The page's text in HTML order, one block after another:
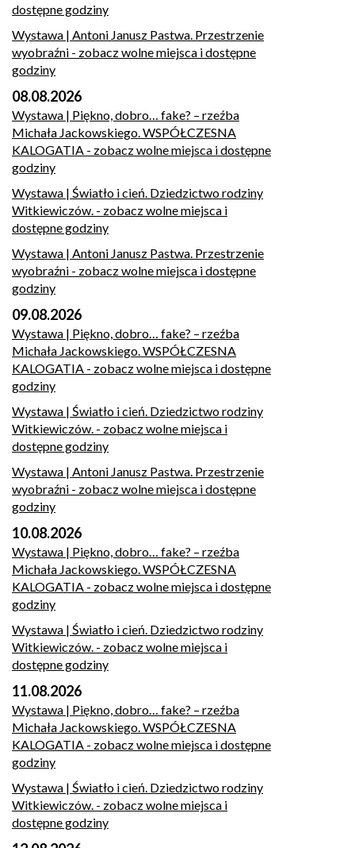
dostępne godziny
Wystawa | Antoni Janusz Pastwa. Przestrzenie
wyobraźni - zobacz wolne miejsca i dostępne
godziny
08.08.2026
Wystawa | Piękno, dobro… fake? – rzeźba
Michała Jackowskiego. WSPÓŁCZESNA
KALOGATIA - zobacz wolne miejsca i dostępne
godziny
Wystawa | Światło i cień. Dziedzictwo rodziny
Witkiewiczów. - zobacz wolne miejsca i
dostępne godziny
Wystawa | Antoni Janusz Pastwa. Przestrzenie
wyobraźni - zobacz wolne miejsca i dostępne
godziny
09.08.2026
Wystawa | Piękno, dobro… fake? – rzeźba
Michała Jackowskiego. WSPÓŁCZESNA
KALOGATIA - zobacz wolne miejsca i dostępne
godziny
Wystawa | Światło i cień. Dziedzictwo rodziny
Witkiewiczów. - zobacz wolne miejsca i
dostępne godziny
Wystawa | Antoni Janusz Pastwa. Przestrzenie
wyobraźni - zobacz wolne miejsca i dostępne
godziny
10.08.2026
Wystawa | Piękno, dobro… fake? – rzeźba
Michała Jackowskiego. WSPÓŁCZESNA
KALOGATIA - zobacz wolne miejsca i dostępne
godziny
Wystawa | Światło i cień. Dziedzictwo rodziny
Witkiewiczów. - zobacz wolne miejsca i
dostępne godziny
11.08.2026
Wystawa | Piękno, dobro… fake? – rzeźba
Michała Jackowskiego. WSPÓŁCZESNA
KALOGATIA - zobacz wolne miejsca i dostępne
godziny
Wystawa | Światło i cień. Dziedzictwo rodziny
Witkiewiczów. - zobacz wolne miejsca i
dostępne godziny